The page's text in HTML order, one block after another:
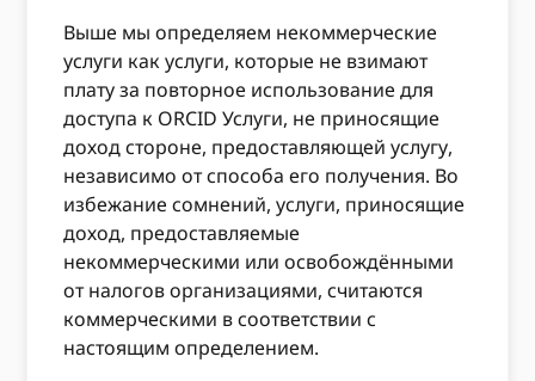
Выше мы определяем некоммерческие
услуги как услуги, которые не взимают
плату за повторное использование для
доступа к ORCID Услуги, не приносящие
доход стороне, предоставляющей услугу,
независимо от способа его получения. Во
избежание сомнений, услуги, приносящие
доход, предоставляемые
некоммерческими или освобождёнными
от налогов организациями, считаются
коммерческими в соответствии с
настоящим определением.